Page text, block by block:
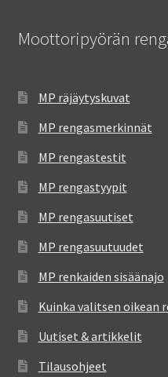
Moottoripyörän
MP räjäytyskuvat
MP rengasmerkinnät
MP rengastestit
MP rengastyypit
MP rengasuutiset
MP rengasuutuudet
MP renkaiden sisäänajo
Kuinka valitsen oikean
Uutiset & artikkelit
Tilausohjeet